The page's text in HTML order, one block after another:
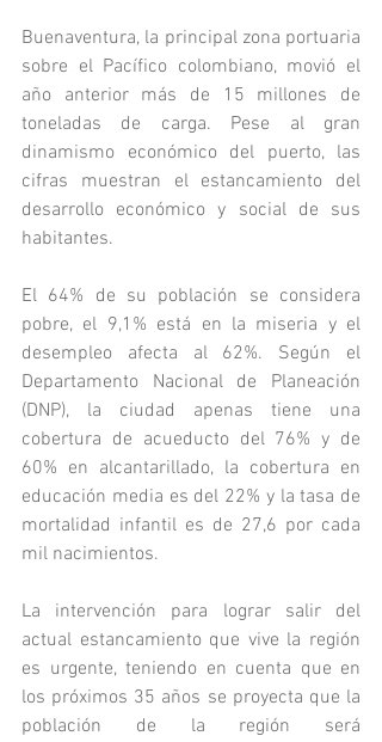
Buenaventura, la principal zona portuaria
sobre el Pacífico colombiano, movió el
año anterior más de 15 millones de
toneladas de carga. Pese al gran
dinamismo económico del puerto, las
cifras muestran el estancamiento del
desarrollo económico y social de sus
habitantes.
El 64% de su población se considera
pobre, el 9,1% está en la miseria y el
desempleo afecta al 62%. Según el
Departamento Nacional de Planeación
(DNP), la ciudad apenas tiene una
cobertura de acueducto del 76% y de
60% en alcantarillado, la cobertura en
educación media es del 22% y la tasa de
mortalidad infantil es de 27,6 por cada
mil nacimientos.
La intervención para lograr salir del
actual estancamiento que vive la región
es urgente, teniendo en cuenta que en
los próximos 35 años se proyecta que la
población de la región será